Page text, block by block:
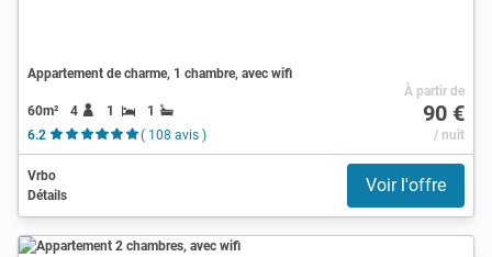
Appartement de charme, 1 chambre, avec wifi
60m² 4 1
1
6.2
( 108 avis )
À partir de
90 €
/ nuit
Vrbo
Détails
Voir l'offre